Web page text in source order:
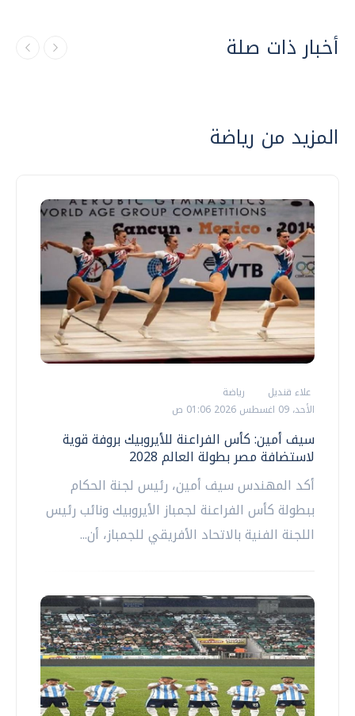
أخبار ذات صلة
المزيد من رياضة
علاء قنديل
رياضة
الأحد، 09 اغسطس 2026 01:06 ص
سيف أمين: كأس الفراعنة للأيروبيك بروفة قوية
لاستضافة مصر بطولة العالم 2028
أكد المهندس سيف أمين، رئيس لجنة الحكام
ببطولة كأس الفراعنة لجمباز الأيروبيك ونائب رئيس
اللجنة الفنية بالاتحاد الأفريقي للجمباز، أن...